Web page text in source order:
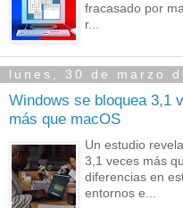
fracasado por
r...
lunes, 30 de marzo
Windows se bloquea 3,1
más que macOS
Un estudio
3,1 veces más
diferencias en
entornos e...